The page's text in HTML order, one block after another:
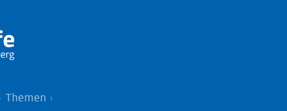
Themen